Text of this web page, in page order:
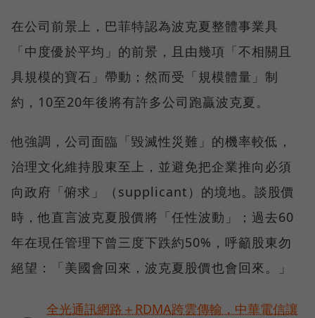
在公司前景上，巴菲特認為波克夏整體事業具
「中度優於平均」的前景，且由幾項「不相關且
具規模的寶石」帶動；然而受「規模體量」制
約，10至20年後將有許多公司跑贏波克夏。
他強調，公司面臨「毀滅性災難」的機率較低，
治理文化維持股東至上，並避免把企業推向必須
向政府「俯求」（supplicant）的境地。談股價
時，他直言波克夏股價將「任性波動」；過去60
年在現任管理下曾三度下跌約50%，呼籲股東勿
絕望：「美國會回來，波克夏股價也會回來。」
全光通訊網路＋RDMA跨雲傳輸，中華電信讓